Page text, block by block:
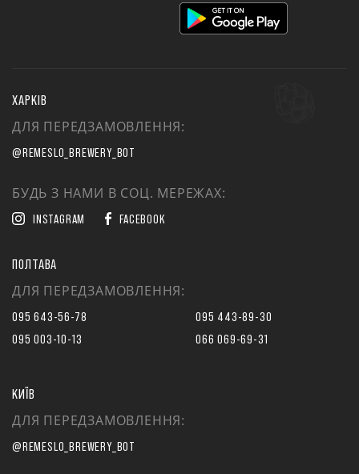
ХАРКІВ
ДЛЯ ПЕРЕДЗАМОВЛЕННЯ:
@REMESLO_BREWERY_BOT
БУДЬ З НАМИ В СОЦ. МЕРЕЖАХ:
INSTAGRAM FACEBOOK
ПОЛТАВА
ДЛЯ ПЕРЕДЗАМОВЛЕННЯ:
095 643-56-78
095 003-10-13
095 443-89-30
066 069-69-31
КИЇВ
ДЛЯ ПЕРЕДЗАМОВЛЕННЯ:
@REMESLO_BREWERY_BOT